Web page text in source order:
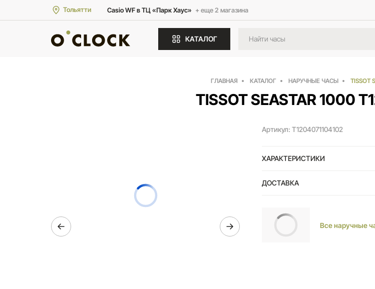
Тольятти Casio WF в ТЦ «Парк Хаус» + еще 2 магазина
КАТАЛОГ
ГЛАВНАЯ КАТАЛОГ НАРУЧНЫЕ ЧАСЫ TISSOT
TISSOT SEASTAR 1000
Артикул: T1204071104102
ХАРАКТЕРИСТИКИ
ДОСТАВКА
Все наручные